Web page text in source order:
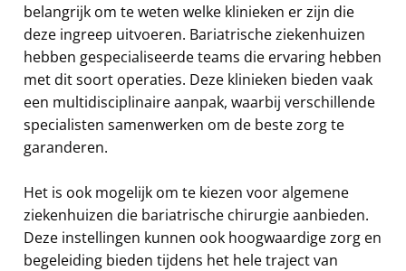
belangrijk om te weten welke klinieken er zijn die
deze ingreep uitvoeren. Bariatrische ziekenhuizen
hebben gespecialiseerde teams die ervaring hebben
met dit soort operaties. Deze klinieken bieden vaak
een multidisciplinaire aanpak, waarbij verschillende
specialisten samenwerken om de beste zorg te
garanderen.
Het is ook mogelijk om te kiezen voor algemene
ziekenhuizen die bariatrische chirurgie aanbieden.
Deze instellingen kunnen ook hoogwaardige zorg en
begeleiding bieden tijdens het hele traject van